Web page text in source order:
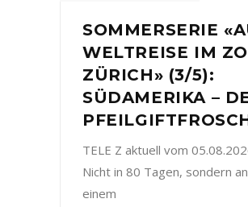
SOMMERSERIE
WELTREISE IM
ZÜRICH» (3/5):
SÜDAMERIKA –
TELE Z aktuell vom
Nicht in 80 Tagen, sondern an
einem